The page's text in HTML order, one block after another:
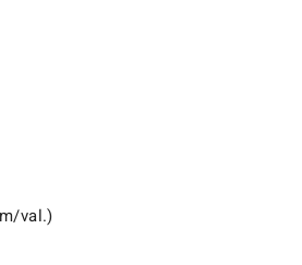
val.)